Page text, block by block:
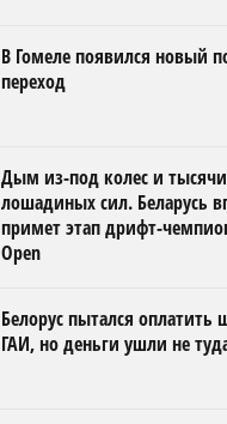
В Гомеле появился новый
переход
Дым из-под колес и тысячи
лошадиных сил. Беларусь
примет этап дрифт-
Open
Белорус пытался оплатить
ГАИ, но деньги ушли не